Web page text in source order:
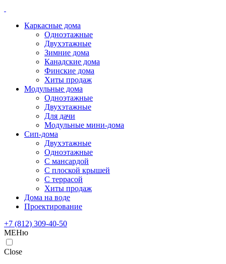
Каркасные дома
Одноэтажные
Двухэтажные
Зимние дома
Канадские дома
Финские дома
Хиты продаж
Модульные дома
Одноэтажные
Двухэтажные
Для дачи
Модульные мини-дома
Сип-дома
Двухэтажные
Одноэтажные
С мансардой
С плоской крышей
С террасой
Хиты продаж
Дома на воде
Проектирование
+7 (812) 309-40-50
МЕНю
Close